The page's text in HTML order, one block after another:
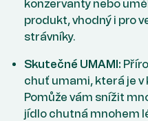
konzervanty nebo
produkt, vhodný i pro
strávníky.
Skutečné UMAMI:
chuť umami, která je
Pomůže vám snížit
jídlo chutná mnohem